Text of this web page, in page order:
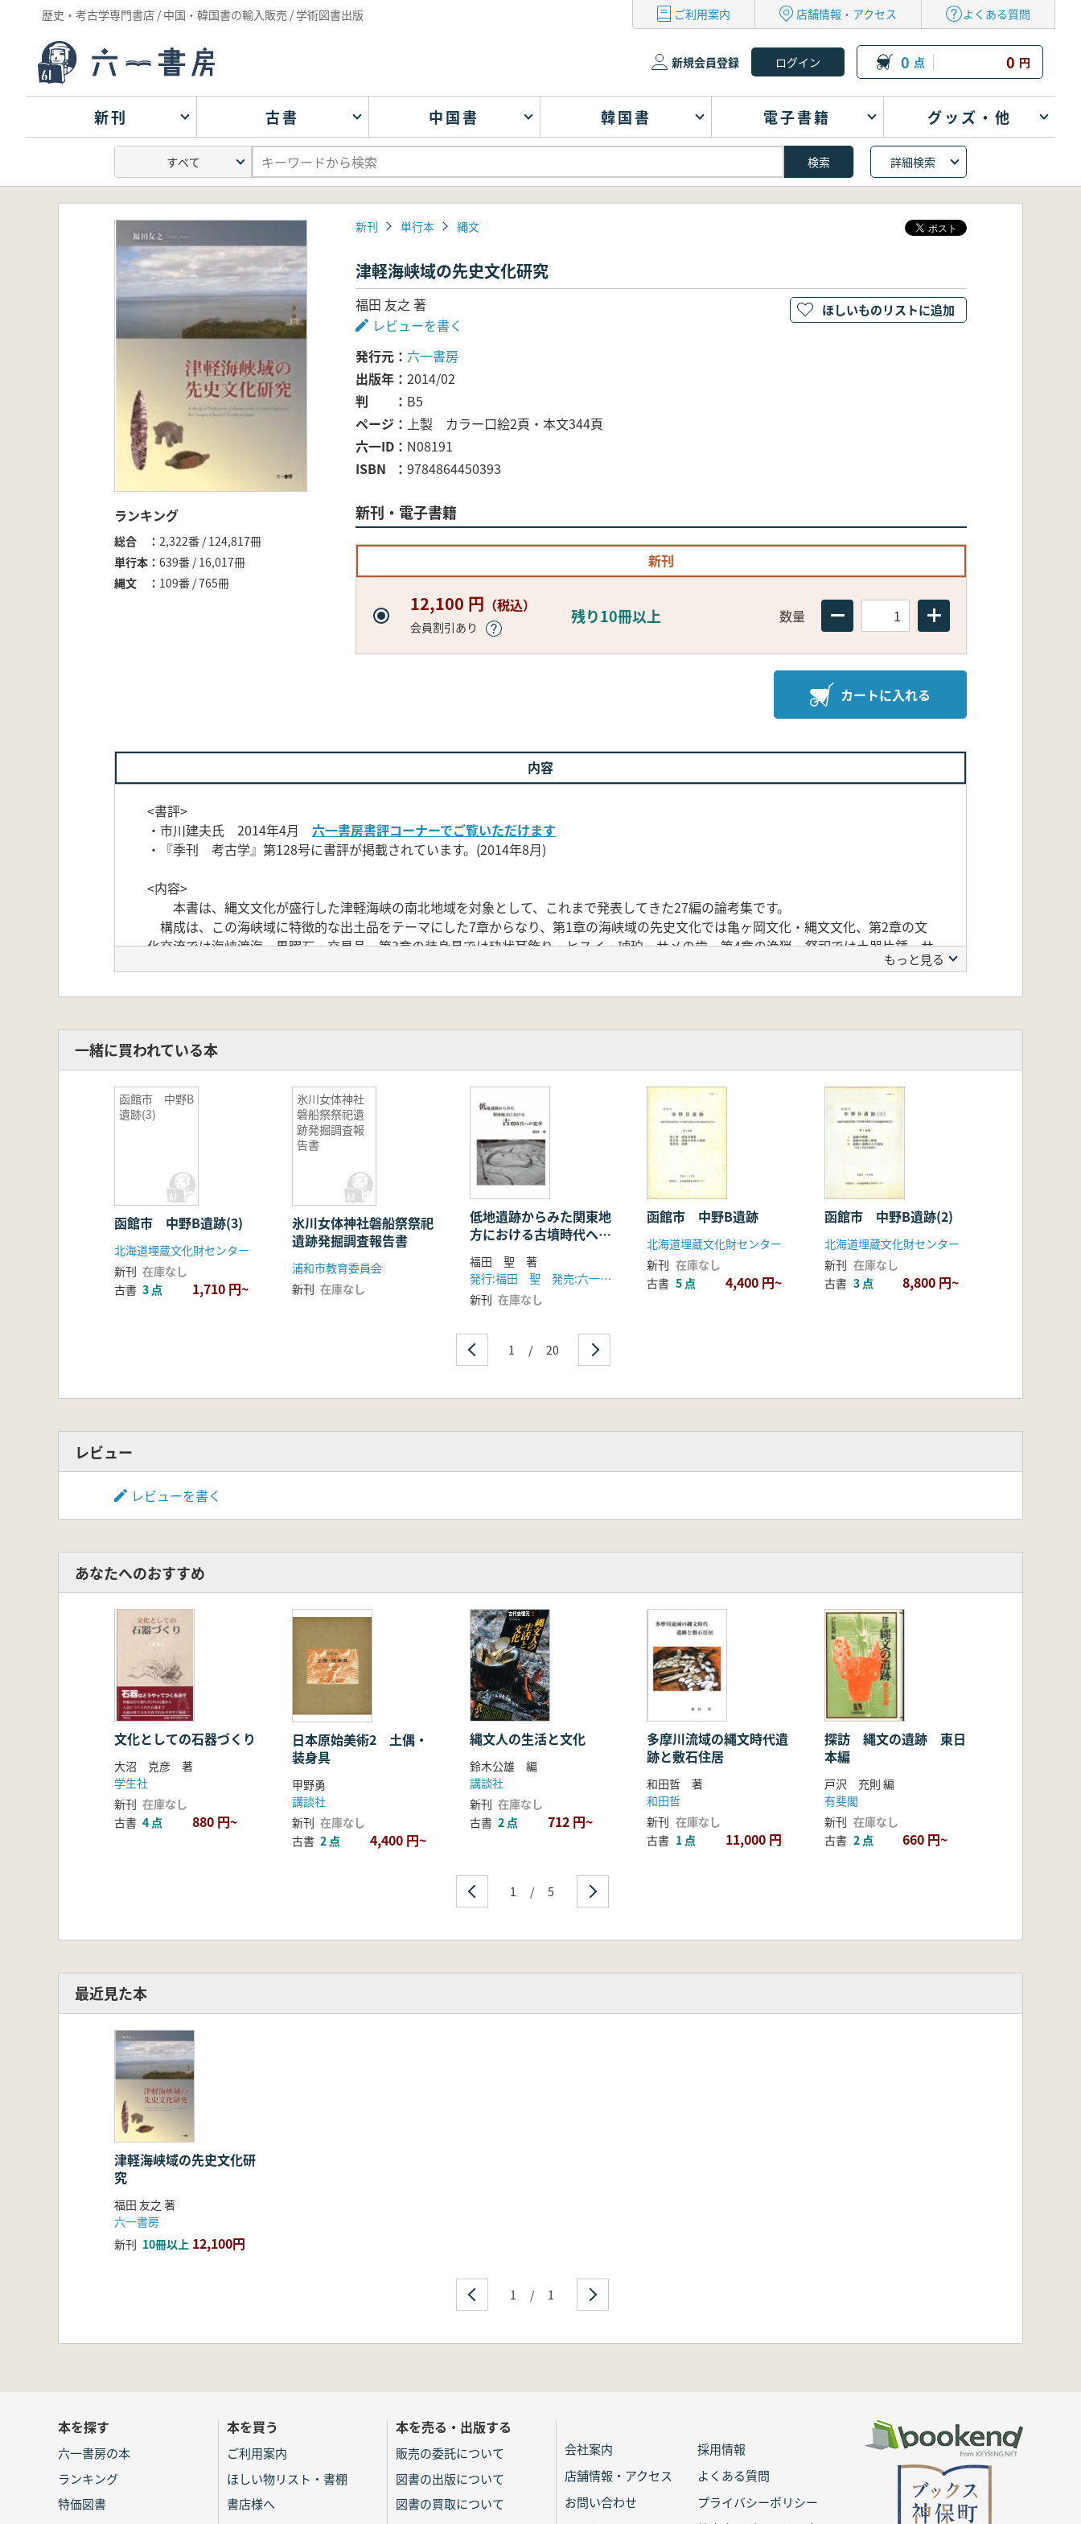
歴史・考古学専門書店 / 中国・韓国書の輸入販売 / 学術図書出版 ご利用案内 店舗情報・アクセス よくある質問
新規会員登録 0 点 0 円
新刊 古書 中国書 韓国書 電子書籍 グッズ・他
詳細検索
ランキング
総合
2,322番 / 124,817冊
単行本
639番 / 16,017冊
縄文
109番 / 765冊
新刊 単行本 縄文
津軽海峡域の先史文化研究
福田 友之 著
レビューを書く
発行元
六一書房
出版年
2014/02
判
B5
ページ
上製 カラー口絵2頁・本文344頁
六一ID
N08191
ISBN
9784864450393
新刊・電子書籍
新刊
12,100 円 （税込）
会員割引あり
残り10冊以上 数量
カートに入れる
ほしいものリストに追加
内容
<書評>
・市川建夫氏 2014年4月 六一書房書評コーナーでご覧いただけます
・『季刊 考古学』第128号に書評が掲載されています。(2014年8月)
<内容>
本書は、縄文文化が盛行した津軽海峡の南北地域を対象として、これまで発表してきた27編の論考集です。
構成は、この海峡域に特徴的な出土品をテーマにした7章からなり、第1章の海峡域の先史文化では亀ヶ岡文化・縄文文化、第2章の文
化交流では海峡渡海・黒曜石・交易品、第3章の装身具では玦状耳飾り・ヒスイ・琥珀・サメの歯、第4章の漁猟・祭祀では土器片錘・サ
ケ漁具・アスファルト・石銛・動物形土製品・石偶、第7章の特殊な遺物では、大型磨製石斧・鬲状三足土器・玉象嵌土製品を収録して
<目次>
1 津軽海峡と亀ヶ岡文化
2 津軽海峡と縄文文化
第2章 津軽海峡域の文化交流
1 津軽海峡の先史文化交流―青森県出土の黒曜石製石器・硬玉製品・外来系土器―
2 亀ヶ岡文化圏の物の動き―東北地方北部の黒曜石・ヒスイ製品を中心として―
4 オンネアンズと糸魚川
5 ベンガラの利用と交易
6 津軽海峡を巡る交易の品々
第3章 津軽海峡域の装身具
1 ヒスイ以前の津軽海峡域―縄文前期以前の石製装身具を中心にして―
2 津軽海峡域における玦状耳飾り―三角形玦状耳飾りを中心にして―
3 津軽海峡域における先史ヒスイ文化
6 津軽海峡とサメの歯―本州北辺地域出土のサメの歯をめぐって―
第5章 津軽海峡域の漁猟・祭祀
2 縄文期のサケ漁具2例―民俗資料との比較から―
3 本州北辺地域における先史アスファルト利用
4 宇鉄遺跡の石銛装着―津軽海峡南岸の恵山文化期の例―
5 津軽海峡域における動物装飾付き土器と動物形土製品
7 弥生の水田稲作と津軽海峡域
第6章 津軽海峡域の特殊な遺物
2 津軽半島今津遺跡の鬲状三足土器―「江南文化和古代的日本」に関連して―
3 津軽海峡と青玉象嵌
付 章
1 津軽海峡と亀ヶ岡文化
2 津軽海峡を巡る黒曜石の動向
3 ベンガラの利用と交易
4 津軽海峡域における玦状耳飾り
5 津軽海峡域における先史ヒスイ文化
6 青森県出土の琥珀
7 津軽海峡とサメの歯
8 北日本におけるベンケイガイ交易
9 津軽海峡域と南海産貝類
10 津軽海峡域における土器片錘
13 ロシア連邦国立極東博物館所蔵の大型磨製石斧
もっと見る
一緒に買われている本
函館市 中野B
遺跡(3)
函館市 中野B遺跡(3)
北海道埋蔵文化財センター
新刊 在庫なし
古書 3 点 1,710 円~
氷川女体神社
磐船祭祭祀遺
跡発掘調査報
告書
氷川女体神社磐船祭祭祀
遺跡発掘調査報告書
浦和市教育委員会
新刊 在庫なし
低地遺跡からみた関東地
方における古墳時代への
変革
福田 聖 著
発行:福田 聖 発売:六一書房
新刊 在庫なし
函館市 中野B遺跡
北海道埋蔵文化財センター
新刊 在庫なし
古書 5 点 4,400 円~
函館市 中野B遺跡(2)
北海道埋蔵文化財センター
新刊 在庫なし
古書 3 点 8,800 円~
1 / 20
レビュー
レビューを書く
あなたへのおすすめ
文化としての石器づくり
大沼 克彦 著
学生社
新刊 在庫なし
古書 4 点 880 円~
日本原始美術2 土偶・
装身具
甲野勇
講談社
新刊 在庫なし
古書 2 点 4,400 円~
縄文人の生活と文化
鈴木公雄 編
講談社
新刊 在庫なし
古書 2 点 712 円~
多摩川流域の縄文時代遺
跡と敷石住居
和田哲 著
和田哲
新刊 在庫なし
古書 1 点 11,000 円
探訪 縄文の遺跡 東日
本編
戸沢 充則 編
有斐閣
新刊 在庫なし
古書 2 点 660 円~
1 / 5
最近見た本
津軽海峡域の先史文化研
究
福田 友之 著
六一書房
新刊 10冊以上 12,100円
1 / 1
本を探す
六一書房の本
ランキング
特価図書
本を買う
ご利用案内
ほしい物リスト・書棚
書店様へ
本を売る・出版する
販売の委託について
図書の出版について
図書の買取について
会社案内
採用情報
店舗情報・アクセス
よくある質問
お問い合わせ
プライバシーポリシー